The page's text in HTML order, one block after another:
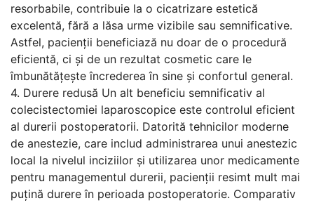
resorbabile, contribuie la o cicatrizare estetică
excelentă, fără a lăsa urme vizibile sau semnificative.
Astfel, pacienții beneficiază nu doar de o procedură
eficientă, ci și de un rezultat cosmetic care le
îmbunătățește încrederea în sine și confortul general.
4. Durere redusă Un alt beneficiu semnificativ al
colecistectomiei laparoscopice este controlul eficient
al durerii postoperatorii. Datorită tehnicilor moderne
de anestezie, care includ administrarea unui anestezic
local la nivelul inciziilor și utilizarea unor medicamente
pentru managementul durerii, pacienții resimt mult mai
puțină durere în perioada postoperatorie. Comparativ